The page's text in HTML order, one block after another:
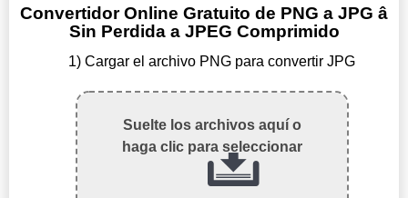
Convertidor Online Gratuito de PNG a JPG â
Sin Perdida a JPEG Comprimido
1) Cargar el archivo PNG para convertir JPG
Suelte los archivos aquí o
haga clic para seleccionar